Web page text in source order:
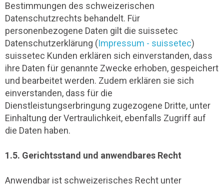
Bestimmungen des schweizerischen
Datenschutzrechts behandelt. Für
personenbezogene Daten gilt die suissetec
Datenschutzerklärung (Impressum - suissetec)
suissetec Kunden erklären sich einverstanden, dass
ihre Daten für genannte Zwecke erhoben, gespeichert
und bearbeitet werden. Zudem erklären sie sich
einverstanden, dass für die
Dienstleistungserbringung zugezogene Dritte, unter
Einhaltung der Vertraulichkeit, ebenfalls Zugriff auf
die Daten haben.
1.5. Gerichtsstand und anwendbares Recht
Anwendbar ist schweizerisches Recht unter